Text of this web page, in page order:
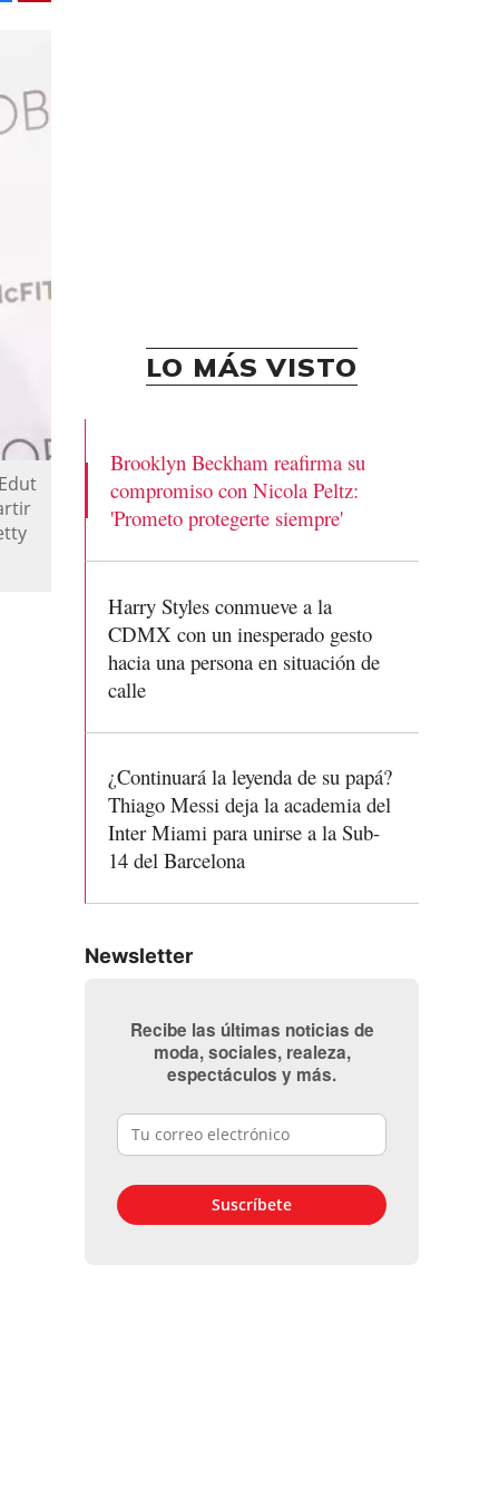
LO MÁS VISTO
Brooklyn Beckham reafirma su
compromiso con Nicola Peltz:
'Prometo protegerte siempre'
Harry Styles conmueve a la
CDMX con un inesperado gesto
hacia una persona en situación de
calle
¿Continuará la leyenda de su papá?
Thiago Messi deja la academia del
Inter Miami para unirse a la Sub-
14 del Barcelona
Newsletter
Recibe las últimas noticias de
moda, sociales, realeza,
espectáculos y más.